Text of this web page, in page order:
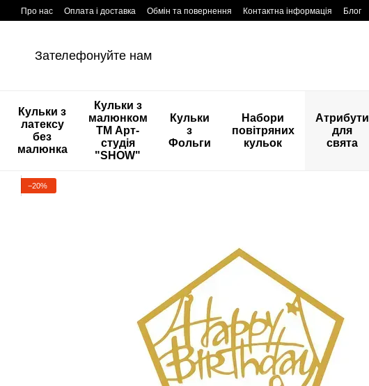
Перейти к основному контенту
Про нас Оплата і доставка Обмін та повернення Контактна інформація Блог
Зателефонуйте нам
Кульки з
латексу
без
малюнка
Кульки з
малюнком
ТМ Арт-
студія
"SHOW"
Кульки
з
Фольги
Набори
повітряних
кульок
Атрибути
для
свята
−20%